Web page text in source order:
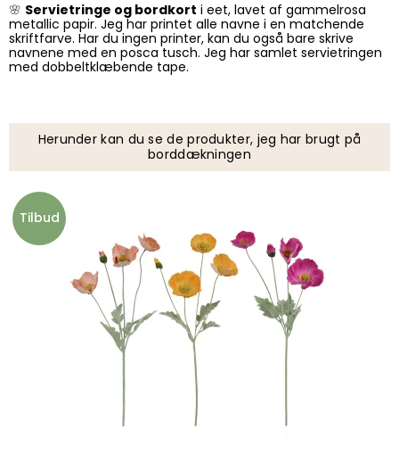
🌸 Servietringe og bordkort i eet, lavet af gammelrosa
metallic papir. Jeg har printet alle navne i en matchende
skriftfarve. Har du ingen printer, kan du også bare skrive
navnene med en posca tusch. Jeg har samlet servietringen
med dobbeltklæbende tape.
Herunder kan du se de produkter, jeg har brugt på
borddækningen
Tilbud